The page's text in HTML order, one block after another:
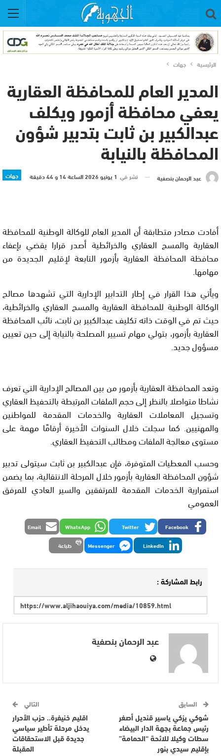
الرئيسية جهات
المدير العام للمحافظة العقارية
يعفي محافظة أزمور ويكلف
عبدالكبير بن ثابت بتدبير شؤون
المحافظة بالنيابة
جهات عبد الرحمان بنصفية نشر في 1 يونيو 2026 الساعة 14 و 44 دقيقة
أفادت مصادر متطابقة أن المدير العام للوكالة الوطنية للمحافظة
العقارية والمسح العقاري والخرائطية أصدر قرارا يقضي بإعفاء
محافظة المحافظة العقارية بأزمور التابعة لإقليم الجديدة من
مهامها.
ويأتي هذا القرار في إطار التدابير الإدارية التي تشهدها مصالح
الوكالة الوطنية للمحافظة العقارية والمسح العقاري والخرائطية،
حيث تم في الوقت ذاته تكليف عبدالكبير بن ثابت، نائب المحافظة
العقارية بأزمور، بتولي مهام تسيير المصلحة بالنيابة إلى حين تعيين
مسؤول جديد.
وتعد المحافظة العقارية بأزمور من بين المصالح الإدارية التي تعرف
نشاطا متواصلا بالنظر إلى حجم الملفات المرتبطة بالتحفيظ العقاري
وتسجيل المعاملات العقارية والخدمات المقدمة للمواطنين
والمهنيين. كما سجلت خلال السنوات الأخيرة أرقامًا مهمة على
مستوى معالجة الملفات ومطالب التحفيظ العقاري.
وحسب المعطيات المتوفرة، فإن عبدالكبير بن ثابت سيتولى تدبير
شؤون المحافظة العقارية بأزمور خلال المرحلة الانتقالية، بما يضمن
استمرارية الخدمات المقدمة للمرتفقين والسير العادي للمرفق
العمومي
Facebook
Twitter
WhatsApp
Email
LinkedIn
Messenger طباعة
رابط المشاركة :
عبد الرحمان بنصفية
السابق
شوكي يزكي ياسير قنديل أصغر
رئيس جماعة بجهة الدار البيضاء
سطات وكيلا للائحة “الحمامة”
بإقليم سيدي بنور
التالي
اقليم خنيفرة.. حزب الأحرار
يدخل مرحلة تأطير سياسي
جديدة قبل الاستحقاقات
المقبلة